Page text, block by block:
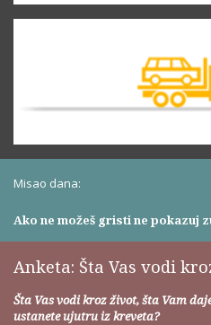
Misao dana:
Ako ne možeš gristi ne pokazuj
Anketa: Šta Vas vodi
Šta Vas vodi kroz život, šta Vam
ustanete ujutru iz kreveta?